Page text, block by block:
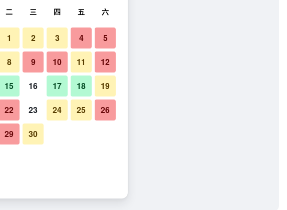
二 三 四 五 六
1 2 3 4 5
8 9 10 11 12
15 16 17 18 19
22 23 24 25 26
29 30